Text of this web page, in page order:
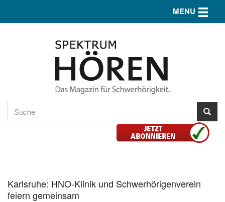
MENU Toggle
Karlsruhe: HNO-Klinik und Schwerhörigenverein
feiern gemeinsam